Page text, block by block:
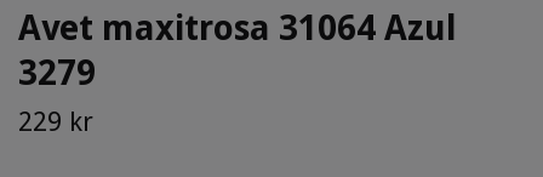
Avet maxitrosa 31064 Azul
3279
229 kr